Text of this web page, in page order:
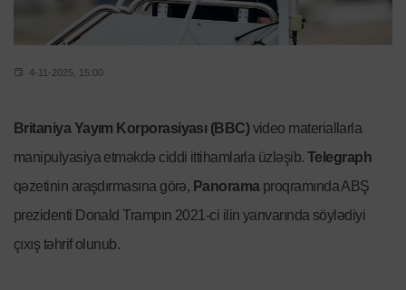
4-11-2025, 15:00
Britaniya Yayım Korporasiyası (BBC)video materiallarla
manipulyasiya etməkdə ciddi ittihamlarla üzləşib.Telegraph
qəzetinin araşdırmasına görə, Panoramaproqramında ABŞ
prezidenti Donald Trampın 2021-ci ilin yanvarında söylədiyi
çıxış təhrif olunub.